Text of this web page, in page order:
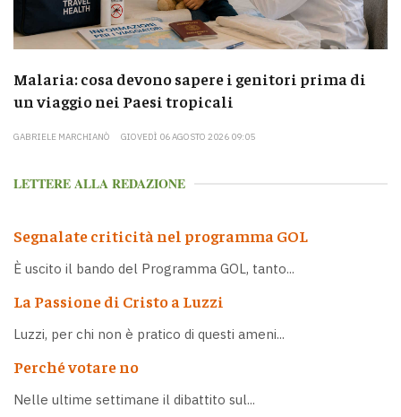
Malaria: cosa devono sapere i genitori prima di
un viaggio nei Paesi tropicali
GABRIELE MARCHIANÒ GIOVEDÌ 06 AGOSTO 2026 09:05
LETTERE ALLA REDAZIONE
Segnalate criticità nel programma GOL
È uscito il bando del Programma GOL, tanto...
La Passione di Cristo a Luzzi
Luzzi, per chi non è pratico di questi ameni...
Perché votare no
Nelle ultime settimane il dibattito sul...